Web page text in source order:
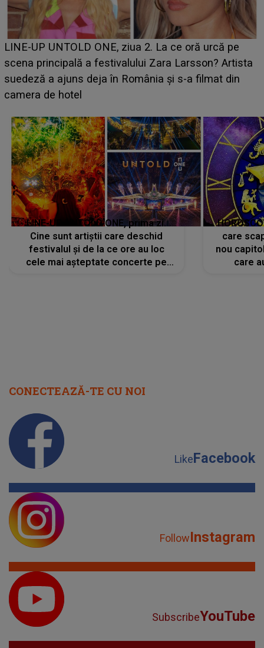
Ce a dezvăluit noua concurentă din "Casa Iubirii" l-a
luat prin surprindere pe Emanuel. CINE ESTE
BĂIATUL VIZAT de Alexandra?! Aflându-se în fața
faptului împlinit, A RECUNOSCUT IMEDIAT: "Am
LINE-UP UNTOLD ONE, prima zi.
Cine sunt artiștii care deschid
festivalul și de la ce ore au loc
cele mai așteptate concerte pe
care
nou
care
CONECTEAZĂ-TE CU NOI
LikeFacebook
FollowInstagram
SubscribeYouTube